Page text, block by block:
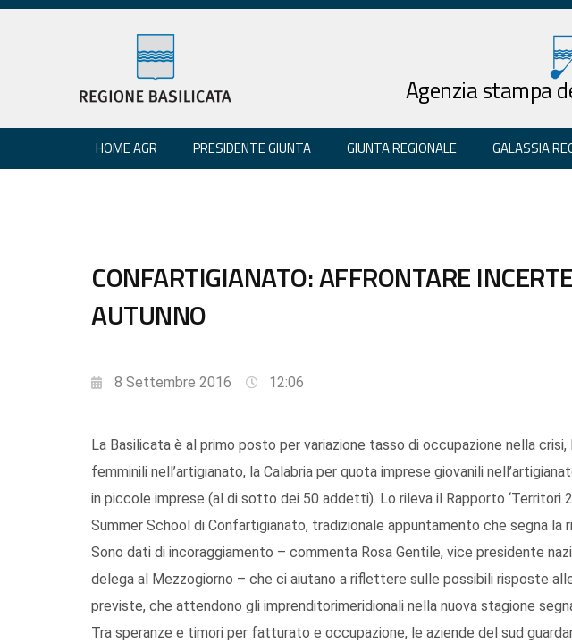
Agenzia stampa
HOME AGR PRESIDENTE GIUNTA GIUNTA REGIONALE GALASSIA
CONFARTIGIANATO: AFFRONTARE
AUTUNNO
8 Settembre 2016 12:06
La Basilicata è al primo posto per variazione tasso di occupazione nella crisi,
femminili nell’artigianato, la Calabria per quota imprese giovanili
in piccole imprese (al di sotto dei 50 addetti). Lo rileva il Rapporto ‘Territori
Summer School di Confartigianato, tradizionale appuntamento che segna la
Sono dati di incoraggiamento – commenta Rosa Gentile, vice presidente
delega al Mezzogiorno – che ci aiutano a riflettere sulle possibili risposte
previste, che attendono gli imprenditorimeridionali nella nuova stagione
Tra speranze e timori per fatturato e occupazione, le aziende del sud